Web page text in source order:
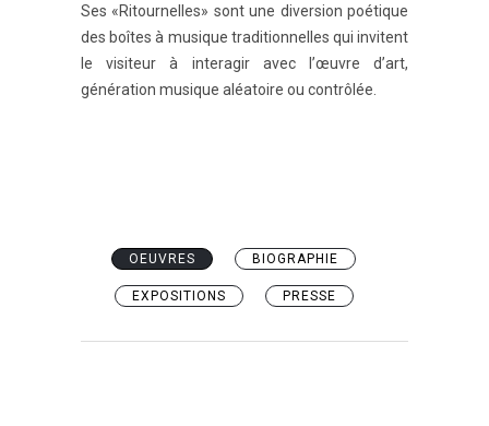
Ses «Ritournelles» sont une diversion poétique
des boîtes à musique traditionnelles qui invitent
le visiteur à interagir avec l’œuvre d’art,
génération musique aléatoire ou contrôlée.
OEUVRES BIOGRAPHIE
EXPOSITIONS PRESSE